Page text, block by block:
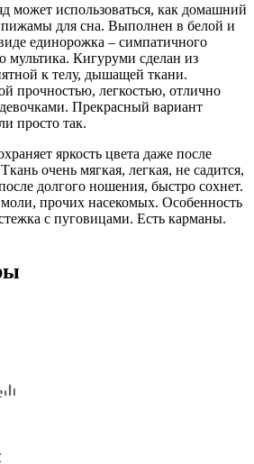
может использоваться, как домашний
пижамы для сна. Выполнен в белой и
единорожка – симпатичного
мультика. Кигуруми сделан из
к телу, дышащей ткани.
прочностью, легкостью, отлично
Прекрасный вариант
просто так.
яркость цвета даже после
очень мягкая, легкая, не садится,
долгого ношения, быстро сохнет.
прочих насекомых. Особенность
с пуговицами. Есть карманы.